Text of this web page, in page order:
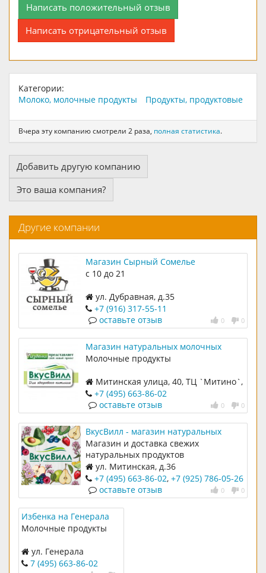
Написать положительный отзыв
Написать отрицательный отзыв
Категории:
Молоко, молочные продукты
Продукты, продуктовые
Вчера эту компанию смотрели 2 раза, полная статистика.
Добавить другую компанию
Это ваша компания?
Другие компании
Магазин Сырный Сомелье
с 10 до 21
ул. Дубравная, д.35
+7 (916) 317-55-11
0 0
оставьте отзыв
Магазин натуральных молочных
продуктов `Вкусвии` в ТЦ `Митино`
Молочные продукты
Митинская улица, 40, ТЦ `Митино`,
1 этаж
+7 (495) 663-86-02
0 0
оставьте отзыв
ВкусВилл - магазин натуральных
продуктов на Митинской, 36
Магазин и доставка свежих
натуральных продуктов
ул. Митинская, д.36
+7 (495) 663-86-02, +7 (925) 786-05-26
0 0
оставьте отзыв
Избенка на Генерала
Белобородова
Молочные продукты
ул. Генерала
Белобородова, д. 11 в
7 (495) 663-86-02